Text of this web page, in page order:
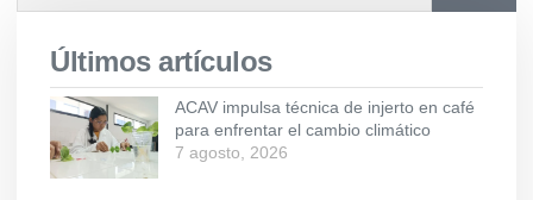
Últimos artículos
ACAV impulsa técnica de injerto en café
para enfrentar el cambio climático
7 agosto, 2026